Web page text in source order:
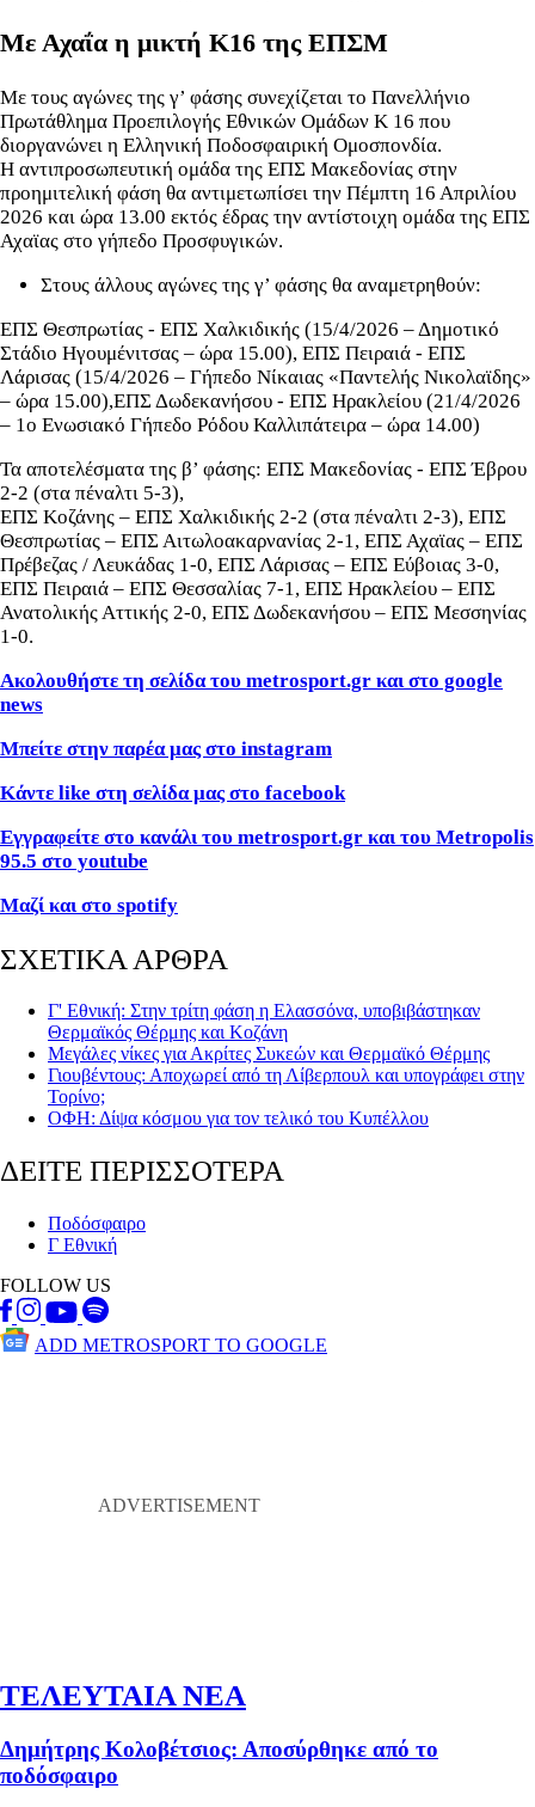
Με Αχαΐα η μικτή Κ16 της ΕΠΣΜ
Mε τους αγώνες της γ’ φάσης συνεχίζεται το Πανελλήνιο
Πρωτάθλημα Προεπιλογής Εθνικών Ομάδων Κ 16 που
διοργανώνει η Ελληνική Ποδοσφαιρική Ομοσπονδία.
Η αντιπροσωπευτική ομάδα της ΕΠΣ Μακεδονίας στην
προημιτελική φάση θα αντιμετωπίσει την Πέμπτη 16 Απριλίου
2026 και ώρα 13.00 εκτός έδρας την αντίστοιχη ομάδα της ΕΠΣ
Αχαϊας στο γήπεδο Προσφυγικών.
Στους άλλους αγώνες της γ’ φάσης θα αναμετρηθούν:
ΕΠΣ Θεσπρωτίας - ΕΠΣ Χαλκιδικής (15/4/2026 – Δημοτικό
Στάδιο Ηγουμένιτσας – ώρα 15.00), ΕΠΣ Πειραιά - ΕΠΣ
Λάρισας (15/4/2026 – Γήπεδο Νίκαιας «Παντελής Νικολαϊδης»
– ώρα 15.00),ΕΠΣ Δωδεκανήσου - ΕΠΣ Ηρακλείου (21/4/2026
– 1ο Ενωσιακό Γήπεδο Ρόδου Καλλιπάτειρα – ώρα 14.00)
Τα αποτελέσματα της β’ φάσης: ΕΠΣ Μακεδονίας - ΕΠΣ Έβρου
2-2 (στα πέναλτι 5-3),
ΕΠΣ Κοζάνης – ΕΠΣ Χαλκιδικής 2-2 (στα πέναλτι 2-3), ΕΠΣ
Θεσπρωτίας – ΕΠΣ Αιτωλοακαρνανίας 2-1, ΕΠΣ Αχαϊας – ΕΠΣ
Πρέβεζας / Λευκάδας 1-0, ΕΠΣ Λάρισας – ΕΠΣ Εύβοιας 3-0,
ΕΠΣ Πειραιά – ΕΠΣ Θεσσαλίας 7-1, ΕΠΣ Ηρακλείου – ΕΠΣ
Ανατολικής Αττικής 2-0, ΕΠΣ Δωδεκανήσου – ΕΠΣ Μεσσηνίας
1-0.
Ακολουθήστε τη σελίδα του metrosport.gr και στο google
news
Μπείτε στην παρέα μας στο instagram
Κάντε like στη σελίδα μας στο facebook
Εγγραφείτε στο κανάλι του metrosport.gr και του Metropolis
95.5 στο youtube
Μαζί και στο spotify
ΣΧΕΤΙΚΑ ΑΡΘΡΑ
Γ' Εθνική: Στην τρίτη φάση η Ελασσόνα, υποβιβάστηκαν
Θερμαϊκός Θέρμης και Κοζάνη
Μεγάλες νίκες για Ακρίτες Συκεών και Θερμαϊκό Θέρμης
Γιουβέντους: Αποχωρεί από τη Λίβερπουλ και υπογράφει στην
Τορίνο;
ΟΦΗ: Δίψα κόσμου για τον τελικό του Κυπέλλου
ΔΕΙΤΕ ΠΕΡΙΣΣΟΤΕΡΑ
Ποδόσφαιρο
Γ Εθνική
FOLLOW US
ADD METROSPORT TO GOOGLE
ΤΕΛΕΥΤΑΙΑ ΝΕΑ
Δημήτρης Κολοβέτσιος: Αποσύρθηκε από το
ποδόσφαιρο